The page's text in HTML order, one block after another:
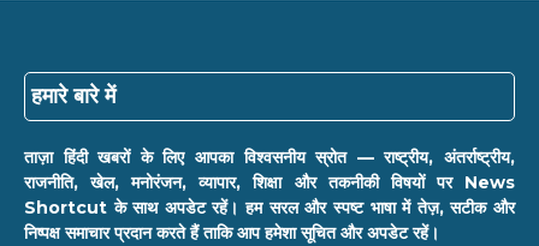
हमारे बारे में
ताज़ा हिंदी खबरों के लिए आपका विश्वसनीय स्रोत — राष्ट्रीय, अंतर्राष्ट्रीय,
राजनीति, खेल, मनोरंजन, व्यापार, शिक्षा और तकनीकी विषयों पर News
Shortcut के साथ अपडेट रहें। हम सरल और स्पष्ट भाषा में तेज़, सटीक और
निष्पक्ष समाचार प्रदान करते हैं ताकि आप हमेशा सूचित और अपडेट रहें।